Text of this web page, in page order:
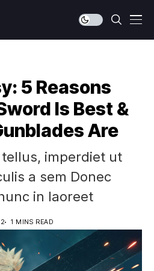
5 Reasons
Is Best &
Are
imperdiet ut
a sem Donec
in laoreet
1 MINS READ